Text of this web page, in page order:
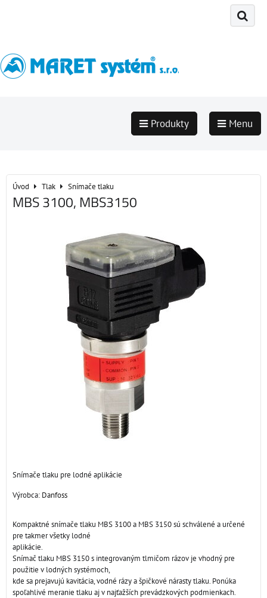
Produkty Menu
Úvod Tlak Snímače tlaku
MBS 3100, MBS3150
Snímače tlaku pre lodné aplikácie
Výrobca: Danfoss
Kompaktné snímače tlaku MBS 3100 a MBS 3150 sú schválené a určené
pre takmer všetky lodné
aplikácie.
Snímač tlaku MBS 3150 s integrovaným tlmičom rázov je vhodný pre
použitie v lodných systémoch,
kde sa prejavujú kavitácia, vodné rázy a špičkové nárasty tlaku. Ponúka
spoľahlivé meranie tlaku aj v najťažších prevádzkových podmienkach.